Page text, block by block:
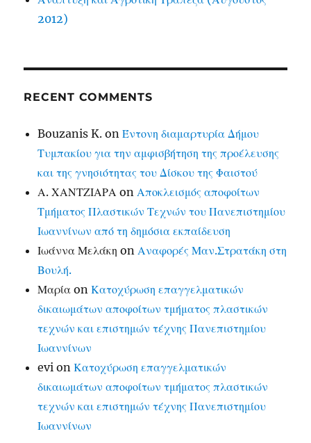
2012)
RECENT COMMENTS
Bouzanis K. onΈντονη διαμαρτυρία Δήμου
Τυμπακίου για την αμφισβήτηση της προέλευσης
και της γνησιότητας του Δίσκου της Φαιστού
Α. ΧΑΝΤΖΙΑΡΑ onΑποκλεισμός αποφοίτων
Τμήματος Πλαστικών Τεχνών του Πανεπιστημίου
Ιωαννίνων από τη δημόσια εκπαίδευση
Ιωάννα Μελάκη onΑναφορές Μαν.Στρατάκη στη
Βουλή.
Μαρία onΚατοχύρωση επαγγελματικών
δικαιωμάτων αποφοίτων τμήματος πλαστικών
τεχνών και επιστημών τέχνης Πανεπιστημίου
Ιωαννίνων
evi onΚατοχύρωση επαγγελματικών
δικαιωμάτων αποφοίτων τμήματος πλαστικών
τεχνών και επιστημών τέχνης Πανεπιστημίου
Ιωαννίνων